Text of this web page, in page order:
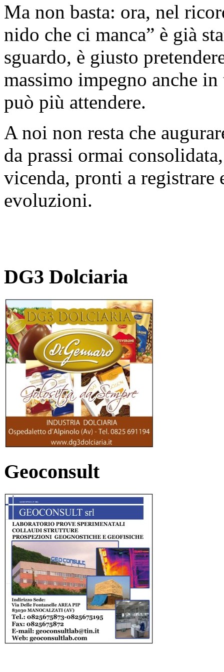
Ma non basta: ora, nel
nido che ci manca” è già
sguardo, è giusto
massimo impegno anche
può più attendere.
A noi non resta che
da prassi ormai
vicenda, pronti a registrare
evoluzioni.
DG3 Dolciaria
Geoconsult